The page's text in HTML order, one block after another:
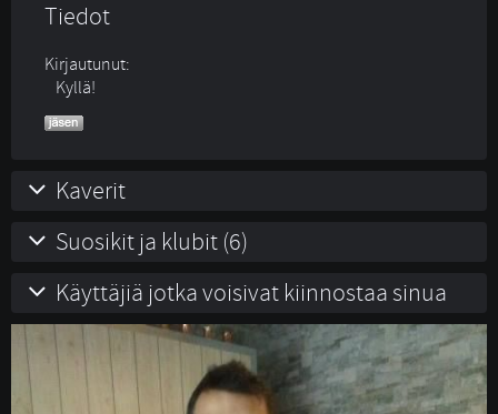
Tiedot
Kirjautunut:
Kyllä!
Kaverit
Suosikit ja klubit (6)
Käyttäjiä jotka voisivat kiinnostaa sinua